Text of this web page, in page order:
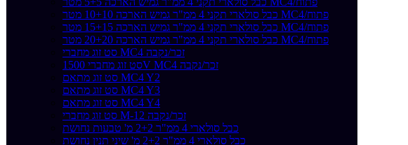
כבל סולארי תקני 4 ממ"ר גמיש הארכה 10+10 מטר MC4/פתוח
כבל סולארי תקני 4 ממ"ר גמיש הארכה 15+15 מטר MC4/פתוח
כבל סולארי תקני 4 ממ"ר גמיש הארכה 20+20 מטר MC4/פתוח
סט זוג מחברי MC4 זכר/נקבה
סט זוג מחברי 1500V MC4 זכר/נקבה
סט זוג מתאם MC4 Y2
סט זוג מתאם MC4 Y3
סט זוג מתאם MC4 Y4
סט זוג מחברי M-12 זכר/נקבה
כבל סולארי 4 ממ"ר 2+2 מ' טבעות נחושת
כבל סולארי 4 ממ"ר 2+2 מ' שיני תנין נחושת